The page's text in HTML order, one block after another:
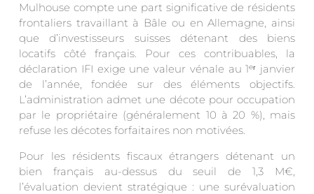
Mulhouse compte une part significative de résidents
frontaliers travaillant à Bâle ou en Allemagne, ainsi
que d’investisseurs suisses détenant des biens
locatifs côté français. Pour ces contribuables, la
déclaration IFI exige une valeur vénale au 1ᵉʳ janvier
de l’année, fondée sur des éléments objectifs.
L’administration admet une décote pour occupation
par le propriétaire (généralement 10 à 20 %), mais
refuse les décotes forfaitaires non motivées.
Pour les résidents fiscaux étrangers détenant un
bien français au-dessus du seuil de 1,3 M€,
l’évaluation devient stratégique : une surévaluation